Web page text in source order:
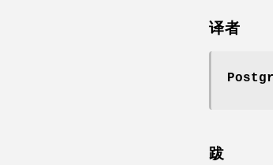
译者
跋